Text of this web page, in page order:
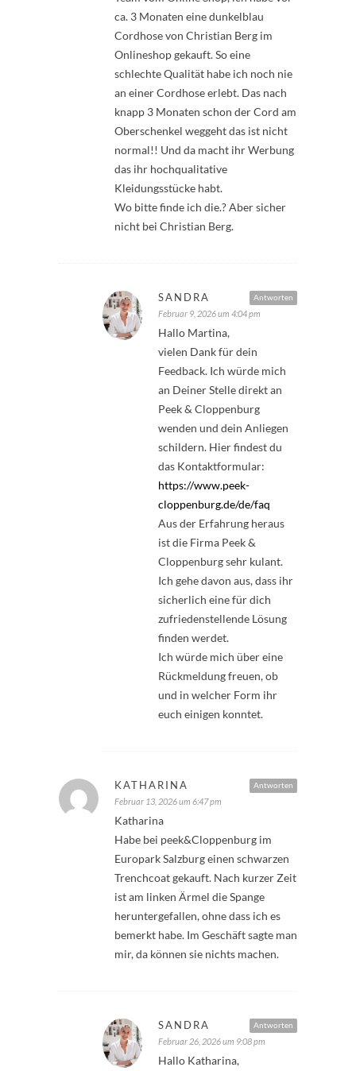
ca. 3 Monaten eine dunkelblau
Cordhose von Christian Berg im
Onlineshop gekauft. So eine
schlechte Qualität habe ich noch nie
an einer Cordhose erlebt. Das nach
knapp 3 Monaten schon der Cord am
Oberschenkel weggeht das ist nicht
normal!! Und da macht ihr Werbung
das ihr hochqualitative
Kleidungsstücke habt.
Wo bitte finde ich die.? Aber sicher
nicht bei Christian Berg.
Antworten
SANDRA
Februar 9, 2026 um 4:04 pm
Hallo Martina,
vielen Dank für dein
Feedback. Ich würde mich
an Deiner Stelle direkt an
Peek & Cloppenburg
wenden und dein Anliegen
schildern. Hier findest du
das Kontaktformular:
https://www.peek-
cloppenburg.de/de/faq
Aus der Erfahrung heraus
ist die Firma Peek &
Cloppenburg sehr kulant.
Ich gehe davon aus, dass ihr
sicherlich eine für dich
zufriedenstellende Lösung
finden werdet.
Ich würde mich über eine
Rückmeldung freuen, ob
und in welcher Form ihr
euch einigen konntet.
Antworten
KATHARINA
Februar 13, 2026 um 6:47 pm
Katharina
Habe bei peek&Cloppenburg im
Europark Salzburg einen schwarzen
Trenchcoat gekauft. Nach kurzer Zeit
ist am linken Ärmel die Spange
heruntergefallen, ohne dass ich es
bemerkt habe. Im Geschäft sagte man
mir, da können sie nichts machen.
Antworten
SANDRA
Februar 26, 2026 um 9:08 pm
Hallo Katharina,